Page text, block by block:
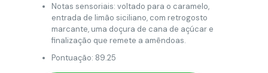
Notas sensoriais: voltado para o caramelo,
entrada de limão siciliano, com retrogosto
marcante, uma doçura de cana de açúcar e
finalização que remete a amêndoas.
Pontuação: 89.25